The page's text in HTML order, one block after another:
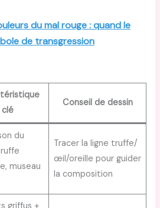
du mal rouge : quand le
de transgression
clé
Conseil de dessin
du
museau
Tracer la ligne truffe/
œil/oreille pour guider
la composition